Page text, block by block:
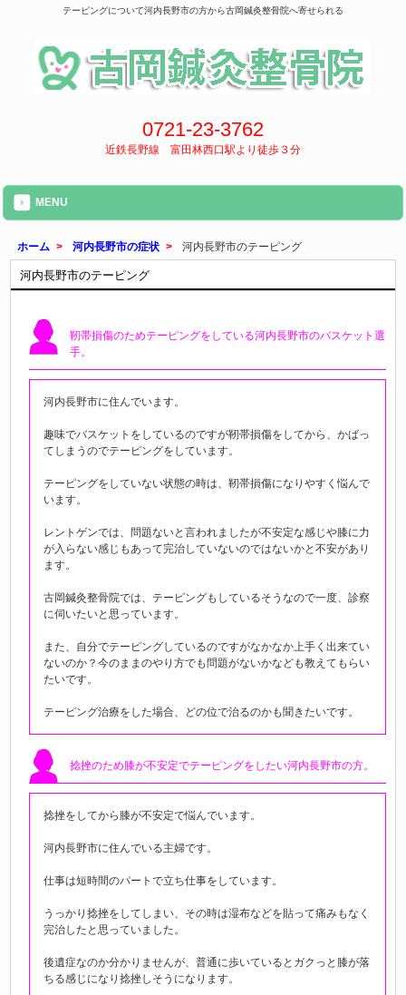
テーピングについて河内長野市の方から古岡鍼灸整骨院へ寄せられる
0721-23-3762
近鉄長野線 富田林西口駅より徒歩３分
MENU
ホーム > 河内長野市の症状 > 河内長野市のテーピング
河内長野市のテーピング
靭帯損傷のためテーピングをしている河内長野市のバスケット選
手。
河内長野市に住んでいます。
趣味でバスケットをしているのですが靭帯損傷をしてから、かばっ
てしまうのでテーピングをしています。
テーピングをしていない状態の時は、靭帯損傷になりやすく悩んで
います。
レントゲンでは、問題ないと言われましたが不安定な感じや膝に力
が入らない感じもあって完治していないのではないかと不安があり
ます。
古岡鍼灸整骨院では、テーピングもしているそうなので一度、診察
に伺いたいと思っています。
また、自分でテーピングしているのですがなかなか上手く出来てい
ないのか？今のままのやり方でも問題がないかなども教えてもらい
たいです。
テーピング治療をした場合、どの位で治るのかも聞きたいです。
捻挫のため膝が不安定でテーピングをしたい河内長野市の方。
捻挫をしてから膝が不安定で悩んでいます。
河内長野市に住んでいる主婦です。
仕事は短時間のパートで立ち仕事をしています。
うっかり捻挫をしてしまい、その時は湿布などを貼って痛みもなく
完治したと思っていました。
後遺症なのか分かりませんが、普通に歩いているとガクっと膝が落
ちる感じになり捻挫しそうになります。